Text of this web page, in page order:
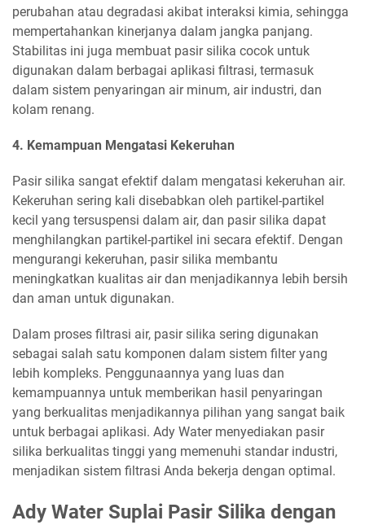
perubahan atau degradasi akibat interaksi kimia, sehingga
mempertahankan kinerjanya dalam jangka panjang.
Stabilitas ini juga membuat pasir silika cocok untuk
digunakan dalam berbagai aplikasi filtrasi, termasuk
dalam sistem penyaringan air minum, air industri, dan
kolam renang.
4. Kemampuan Mengatasi Kekeruhan
Pasir silika sangat efektif dalam mengatasi kekeruhan air.
Kekeruhan sering kali disebabkan oleh partikel-partikel
kecil yang tersuspensi dalam air, dan pasir silika dapat
menghilangkan partikel-partikel ini secara efektif. Dengan
mengurangi kekeruhan, pasir silika membantu
meningkatkan kualitas air dan menjadikannya lebih bersih
dan aman untuk digunakan.
Dalam proses filtrasi air, pasir silika sering digunakan
sebagai salah satu komponen dalam sistem filter yang
lebih kompleks. Penggunaannya yang luas dan
kemampuannya untuk memberikan hasil penyaringan
yang berkualitas menjadikannya pilihan yang sangat baik
untuk berbagai aplikasi. Ady Water menyediakan pasir
silika berkualitas tinggi yang memenuhi standar industri,
menjadikan sistem filtrasi Anda bekerja dengan optimal.
Ady Water Suplai Pasir Silika dengan